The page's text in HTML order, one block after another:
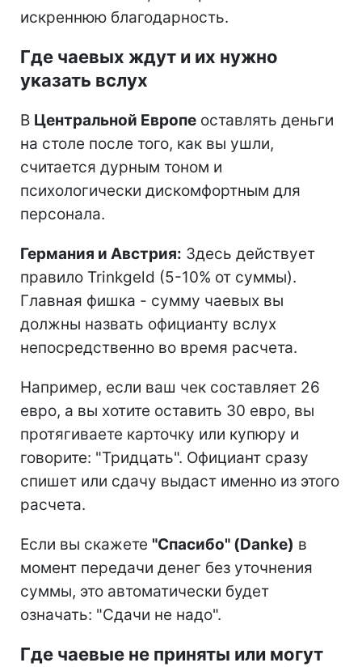
искреннюю благодарность.
Где чаевых ждут и их нужно
указать вслух
В Центральной Европе оставлять деньги
на столе после того, как вы ушли,
считается дурным тоном и
психологически дискомфортным для
персонала.
Германия и Австрия: Здесь действует
правило Trinkgeld (5-10% от суммы).
Главная фишка - сумму чаевых вы
должны назвать официанту вслух
непосредственно во время расчета.
Например, если ваш чек составляет 26
евро, а вы хотите оставить 30 евро, вы
протягиваете карточку или купюру и
говорите: "Тридцать". Официант сразу
спишет или сдачу выдаст именно из этого
расчета.
Если вы скажете "Спасибо" (Danke) в
момент передачи денег без уточнения
суммы, это автоматически будет
означать: "Сдачи не надо".
Где чаевые не приняты или могут